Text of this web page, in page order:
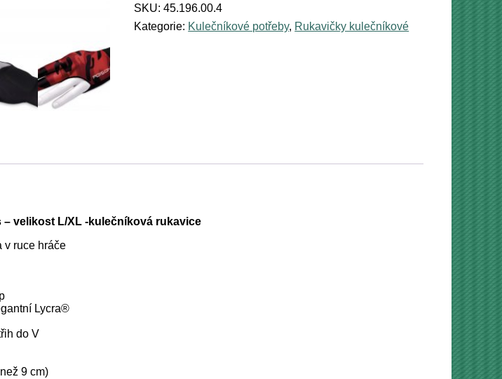
-
3
prstá-
SKU:45.196.00.4
Kategorie: Kulečníkové potřeby, Rukavičky kulečníkové
velikost L/XL -kulečníková rukavice
v ruce hráče
Lycra®
do V
9 cm)